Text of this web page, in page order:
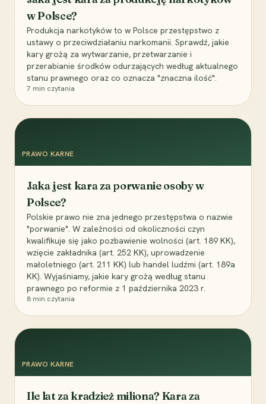
w Polsce?
Produkcja narkotyków to w Polsce przestępstwo z
ustawy o przeciwdziałaniu narkomanii. Sprawdź, jakie
kary grożą za wytwarzanie, przetwarzanie i
przerabianie środków odurzających według aktualnego
stanu prawnego oraz co oznacza "znaczna ilość".
7 min czytania
PRAWO KARNE
Jaka jest kara za porwanie osoby w
Polsce?
Polskie prawo nie zna jednego przestępstwa o nazwie
"porwanie". W zależności od okoliczności czyn
kwalifikuje się jako pozbawienie wolności (art. 189 KK),
wzięcie zakładnika (art. 252 KK), uprowadzenie
małoletniego (art. 211 KK) lub handel ludźmi (art. 189a
KK). Wyjaśniamy, jakie kary grożą według stanu
prawnego po reformie z 1 października 2023 r.
8 min czytania
PRAWO KARNE
Ile lat za kradzież miliona? Kara za